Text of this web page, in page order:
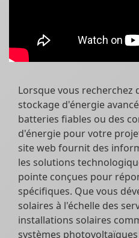
Lorsque vous recherchez
stockage d'énergie
batteries fiables ou des
d'énergie pour votre
site web fournit des
les solutions
pointe conçues pour
spécifiques. Que vous
solaires à l'échelle des
installations solaires
systèmes